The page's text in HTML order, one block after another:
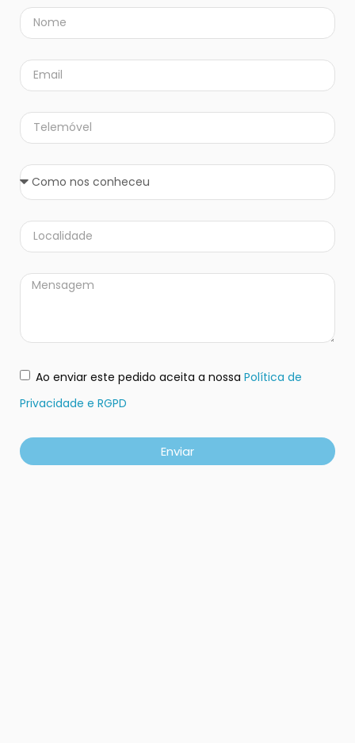
Ao enviar este pedido aceita a nossa Política de
Privacidade e RGPD
Enviar